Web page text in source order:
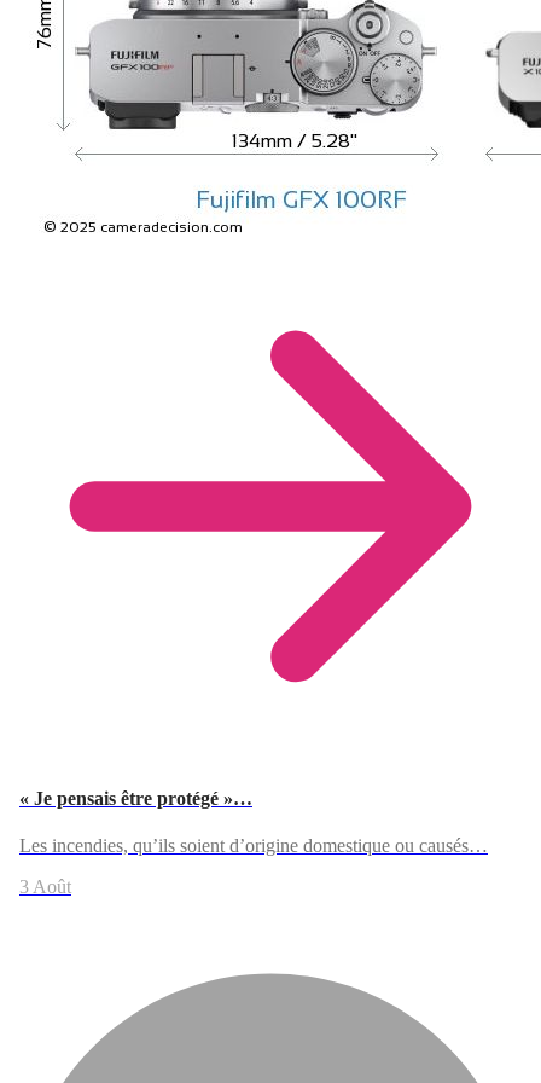
« Je pensais être protégé »…
Les incendies, qu’ils soient d’origine domestique ou causés…
3 Août